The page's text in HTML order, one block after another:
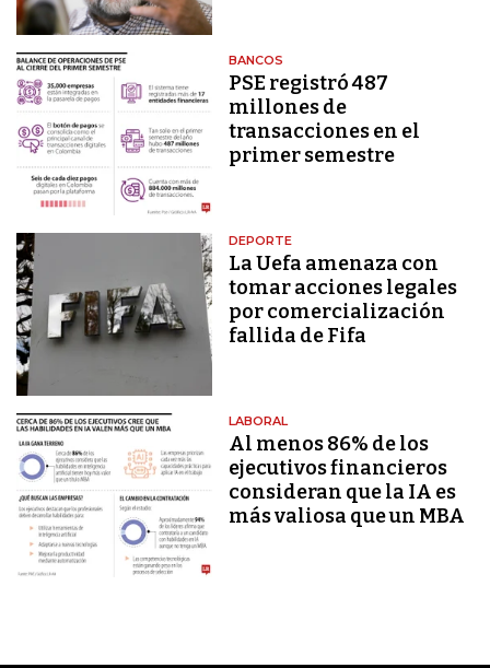
BANCOS
PSE registró 487
millones de
transacciones en el
primer semestre
DEPORTE
La Uefa amenaza con
tomar acciones legales
por comercialización
fallida de Fifa
LABORAL
Al menos 86% de los
ejecutivos financieros
consideran que la IA es
más valiosa que un MBA